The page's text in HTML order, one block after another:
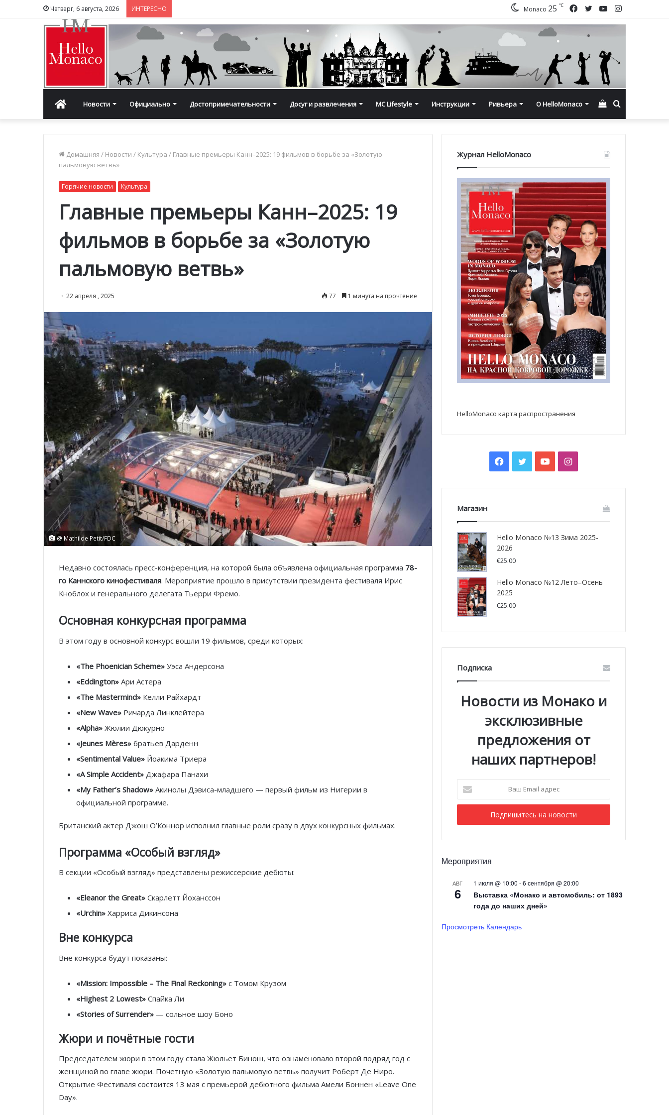
Четверг, 6 августа, 2026 ИНТЕРЕСНО Instagram
YouTube
Twitter
Facebook
Monaco 25 ℃
ГлавнаяНовости Официально Достопримечательности Досуг и развлечения MC Lifestyle Инструкции Ривьера О HelloMonaco Смотреть
корзину
Домашняя / Новости / Культура / Главные премьеры Канн–2025: 19 фильмов в борьбе за «Золотую
пальмовую ветвь»
Горячие новости Культура
Главные премьеры Канн–2025: 19
фильмов в борьбе за «Золотую
пальмовую ветвь»
22 апреля , 2025 77 1 минута на прочтение
@ Mathilde Petit/FDC
Недавно состоялась пресс-конференция, на которой была объявлена официальная программа 78-
го Каннского кинофестиваля. Мероприятие прошло в присутствии президента фестиваля Ирис
Кноблох и генерального делегата Тьерри Фремо.
Основная конкурсная программа
В этом году в основной конкурс вошли 19 фильмов, среди которых:​
«The Phoenician Scheme» Уэса Андерсона
«Eddington» Ари Астера
«The Mastermind» Келли Райхардт
«New Wave» Ричарда Линклейтера
«Alpha» Жюлии Дюкурно
«Jeunes Mères» братьев Дарденн
«Sentimental Value» Йоакима Триера
«A Simple Accident» Джафара Панахи
«My Father’s Shadow» Акинолы Дэвиса-младшего — первый фильм из Нигерии в
официальной программе.​
Британский актер Джош О’Коннор исполнил главные роли сразу в двух конкурсных фильмах.​
Программа «Особый взгляд»
В секции «Особый взгляд» представлены режиссерские дебюты:
«Eleanor the Great» Скарлетт Йоханссон
«Urchin» Харриса Дикинсона
Вне конкурса
Вне конкурса будут показаны:
«Mission: Impossible – The Final Reckoning» с Томом Крузом
«Highest 2 Lowest» Спайка Ли
«Stories of Surrender» — сольное шоу Боно
Жюри и почётные гости
Председателем жюри в этом году стала Жюльет Бинош, что ознаменовало второй подряд год с
женщиной во главе жюри. Почетную «Золотую пальмовую ветвь» получит Роберт Де Ниро.
Открытие Фестиваля состоится 13 мая с премьерой дебютного фильма Амели Боннен «Leave One
Day».​
SBM и Be Safe Monaco продлили
партнёрство ради безопасных
летних ночей
Журнал HelloMonaco
HelloMonaco карта распространения
Facebook
TwitterYouTubeInstagram
Магазин
Hello Monaco №13 Зима 2025-
2026
€25.00
Hello Monaco №12 Лето–Осень
2025
€25.00
Подписка
Новости из Монако и
эксклюзивные
предложения от
наших партнеров!
Email
адрес
Мероприятия
АВГ
6
1 июля @ 10:00 -6 сентября @ 20:00
Выставка «Монако и автомобиль: от 1893
года до наших дней»
Просмотреть Календарь